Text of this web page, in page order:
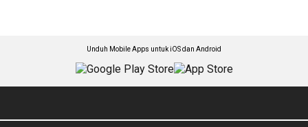
Unduh Mobile Apps untuk iOS dan Android